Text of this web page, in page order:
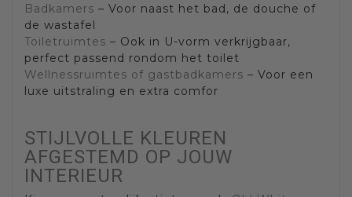
Badkamers – Voor naast het bad, de douche of
de wastafel
Toiletruimtes – Ook in U-vorm verkrijgbaar,
perfect passend rondom het toilet
Wellnessruimtes of gastbadkamers – Voor een
luxe uitstraling en extra comfor
STIJLVOLLE KLEUREN
AFGESTEMD OP JOUW
INTERIEUR